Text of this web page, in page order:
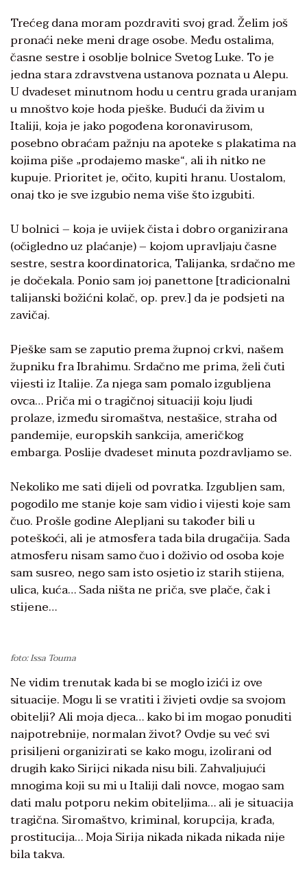
Trećeg dana moram pozdraviti svoj grad. Želim još
pronaći neke meni drage osobe. Među ostalima,
časne sestre i osoblje bolnice Svetog Luke. To je
jedna stara zdravstvena ustanova poznata u Alepu.
U dvadeset minutnom hodu u centru grada uranjam
u mnoštvo koje hoda pješke. Budući da živim u
Italiji, koja je jako pogođena koronavirusom,
posebno obraćam pažnju na apoteke s plakatima na
kojima piše „prodajemo maske“, ali ih nitko ne
kupuje. Prioritet je, očito, kupiti hranu. Uostalom,
onaj tko je sve izgubio nema više što izgubiti.
U bolnici – koja je uvijek čista i dobro organizirana
(očigledno uz plaćanje) – kojom upravljaju časne
sestre, sestra koordinatorica, Talijanka, srdačno me
je dočekala. Ponio sam joj panettone [tradicionalni
talijanski božićni kolač, op. prev.] da je podsjeti na
zavičaj.
Pješke sam se zaputio prema župnoj crkvi, našem
župniku fra Ibrahimu. Srdačno me prima, želi čuti
vijesti iz Italije. Za njega sam pomalo izgubljena
ovca… Priča mi o tragičnoj situaciji koju ljudi
prolaze, između siromaštva, nestašice, straha od
pandemije, europskih sankcija, američkog
embarga. Poslije dvadeset minuta pozdravljamo se.
Nekoliko me sati dijeli od povratka. Izgubljen sam,
pogodilo me stanje koje sam vidio i vijesti koje sam
čuo. Prošle godine Alepljani su također bili u
poteškoći, ali je atmosfera tada bila drugačija. Sada
atmosferu nisam samo čuo i doživio od osoba koje
sam susreo, nego sam isto osjetio iz starih stijena,
ulica, kuća… Sada ništa ne priča, sve plače, čak i
stijene…
foto: Issa Touma
Ne vidim trenutak kada bi se moglo izići iz ove
situacije. Mogu li se vratiti i živjeti ovdje sa svojom
obitelji? Ali moja djeca… kako bi im mogao ponuditi
najpotrebnije, normalan život? Ovdje su već svi
prisiljeni organizirati se kako mogu, izolirani od
drugih kako Sirijci nikada nisu bili. Zahvaljujući
mnogima koji su mi u Italiji dali novce, mogao sam
dati malu potporu nekim obiteljima… ali je situacija
tragična. Siromaštvo, kriminal, korupcija, krađa,
prostitucija… Moja Sirija nikada nikada nikada nije
bila takva.